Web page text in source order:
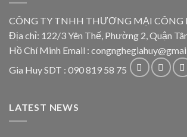
CÔNG TY TNHH THƯƠNG MẠI CÔNG
Địa chỉ: 122/3 Yên Thế, Phường 2, Quận
Hồ Chí Minh Email :
Gia Huy SDT : 090 819 58 75
LATEST NEWS